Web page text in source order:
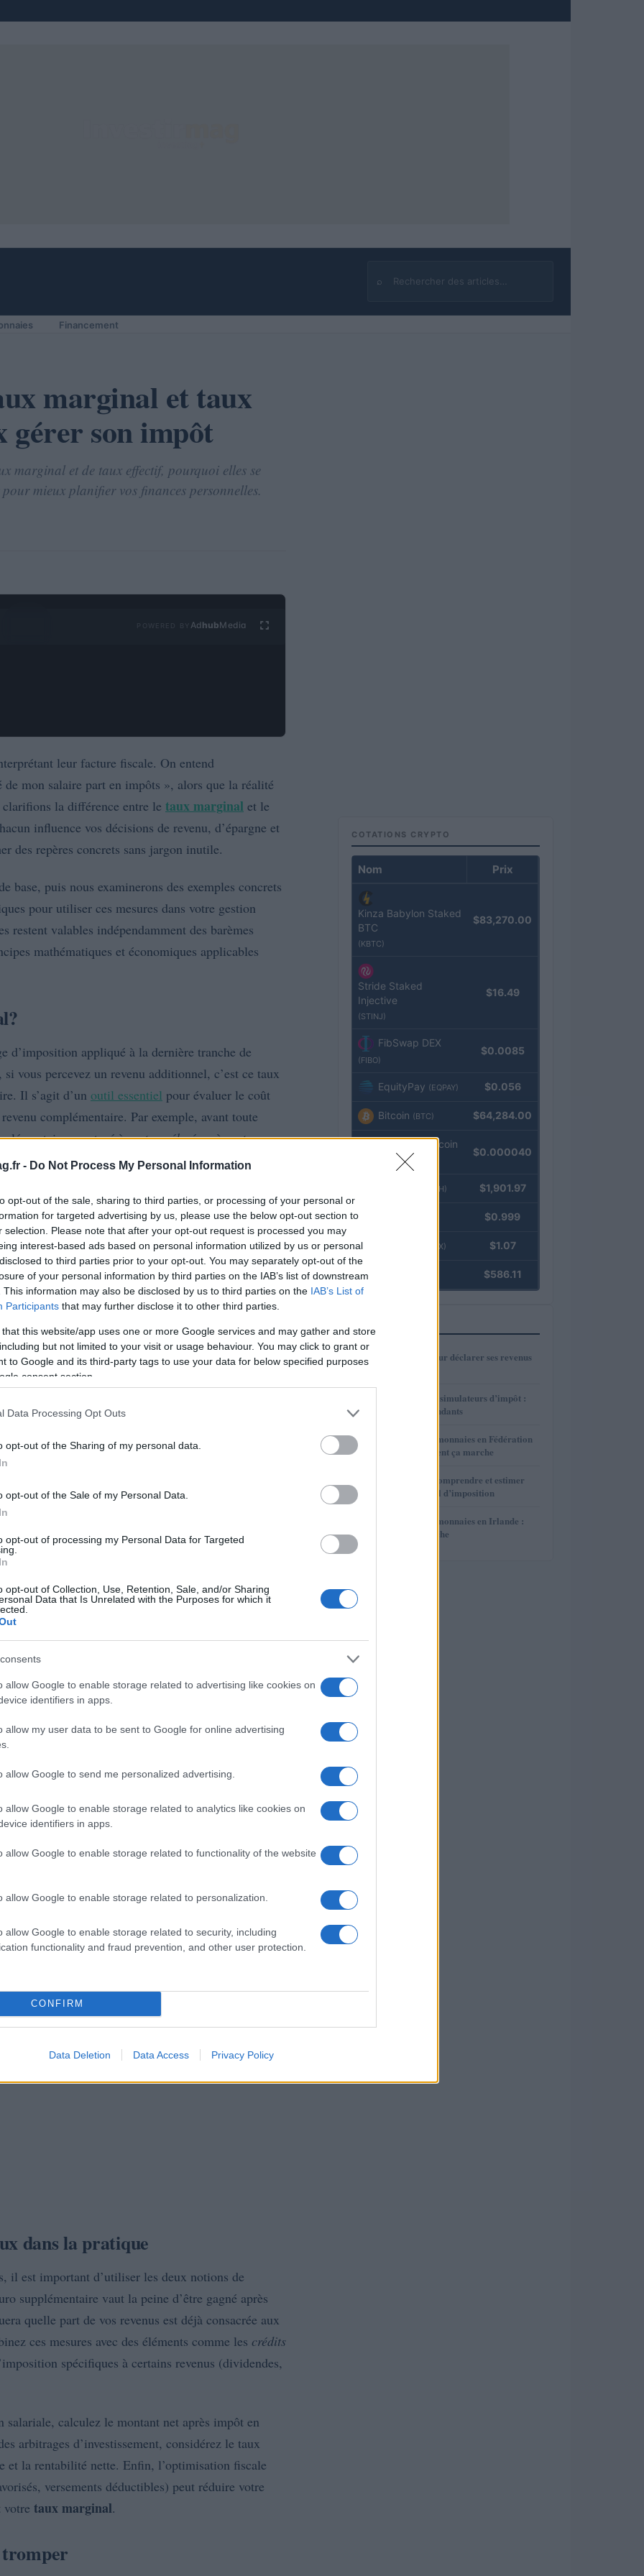
- Do Not Process My Personal Information
opt-out of the sale, sharing to third parties, or processing of your personal or
for targeted advertising by us, please use the below opt-out section to
selection. Please note that after your opt-out request is processed you may
interest-based ads based on personal information utilized by us or personal
to third parties prior to your opt-out. You may separately opt-out of the
of your personal information by third parties on the IAB’s list of downstream
This information may also be disclosed by us to third parties on the IAB’s List of
Participants that may further disclose it to other third parties.
that this website/app uses one or more Google services and may gather and store
but not limited to your visit or usage behaviour. You may click to grant or
to Google and its third-party tags to use your data for below specified purposes
consent section.
Data Processing Opt Outs
opt-out of the Sharing of my personal data.
opt-out of the Sale of my Personal Data.
opt-out of processing my Personal Data for Targeted
opt-out of Collection, Use, Retention, Sale, and/or Sharing
Data that Is Unrelated with the Purposes for which it
allow Google to enable storage related to advertising like cookies on
identifiers in apps.
allow my user data to be sent to Google for online advertising
allow Google to send me personalized advertising.
allow Google to enable storage related to analytics like cookies on
identifiers in apps.
allow Google to enable storage related to functionality of the website
allow Google to enable storage related to personalization.
allow Google to enable storage related to security, including
functionality and fraud prevention, and other user protection.
CONFIRM
Data Deletion Data Access Privacy Policy
⌕
Rechercher
Financement
marginal et taux
son impôt
marginal et de taux effectif, pourquoi elles se
mieux planifier vos finances personnelles.
Ad hubMedia
leur facture fiscale. On entend
mon salaire part en impôts », alors que la réalité
la différence entre le taux marginal et le
influence vos décisions de revenu, d’épargne et
des repères concrets sans jargon inutile.
base, puis nous examinerons des exemples concrets
pour utiliser ces mesures dans votre gestion
restent valables indépendamment des barèmes
mathématiques et économiques applicables
d’imposition appliqué à la dernière tranche de
vous percevez un revenu additionnel, c’est ce taux
Il s’agit d’un outil essentiel pour évaluer le coût
complémentaire. Par exemple, avant toute
sera taxé à untaux élevéou à untaux
vous gagnez.
décisions
des heures supplémentaires, d’exercer
exceptionnel. Si votre taux marginal est élevé, la
peut rendre certaines opportunités moins
à gagner un peu plus. Il faut garder en
payée sur l’ensemble du revenu, mais
la proportion de votre revenu total qui est
divisant le montant total de l’impôt payé par le
taux effectif donne une vision d’ensemble de votre
le taux marginal dans un système progressif, car
des taux moindres, voire à zéro.
entre contribuables ou pour mesurer le poids de
ayant le même taux marginal peuvent avoir
sont constitués de sources variées ou si elles
la mesure à considérer quand on évalue l’impact
votre consommation.
dans la pratique
il est important d’utiliser les deux notions de
supplémentaire vaut la peine d’être gagné après
quelle part de vos revenus est déjà consacrée aux
ces mesures avec des éléments comme les crédits
spécifiques à certains revenus (dividendes,
salariale, calculez le montant net après impôt en
arbitrages d’investissement, considérez le taux
et la rentabilité nette. Enfin, l’optimisation fiscale
versements déductibles) peut réduire votre
taux marginal.
tromper
COTATIONS CRYPTO
Nom Prix
Kinza Babylon Staked
BTC
(KBTC)
$83,270.00
Stride Staked
Injective
(STINJ)
$16.49
FibSwap DEX
(FIBO)
$0.0085
EquityPay (EQPAY) $0.056
Bitcoin (BTC) $64,284.00
VNST Stablecoin
$0.000040
(ETH) $1,901.97
$0.999
(USDEX) $1.07
$586.11
1 Guide complet pour déclarer ses revenus
crypto en France
Comparaison des simulateurs d’impôt :
officiels et indépendants
3
Impôts et crypto-monnaies en Fédération
de Russie : comment ça marche
4
Tutoriel impôt : comprendre et estimer
son taux marginal d’imposition
Impôts et crypto-monnaies en Irlande :
comment ça marche